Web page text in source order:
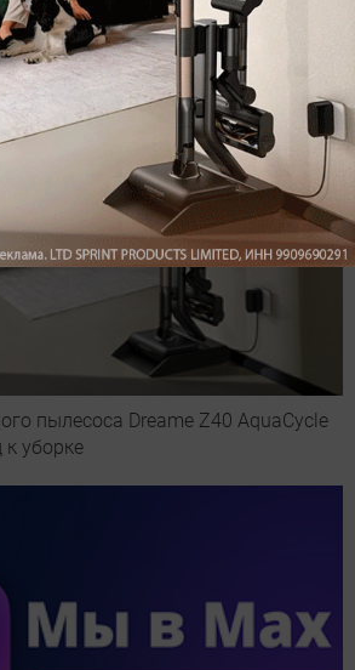
пылесоса Dreame Z40 AquaCycle
к уборке